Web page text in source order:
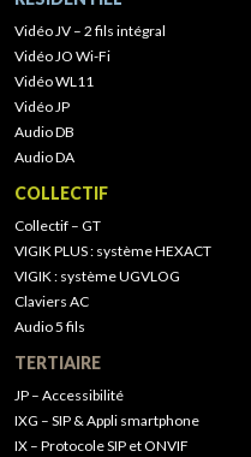
Vidéo JV – 2 fils intégral
Vidéo JO Wi-Fi
Vidéo WL11
Vidéo JP
Audio DB
Audio DA
COLLECTIF
Collectif – GT
VIGIK PLUS : système HEXACT
VIGIK : système UGVLOG
Claviers AC
Audio 5 fils
TERTIAIRE
JP – Accessibilité
IXG – SIP & Appli smartphone
IX – Protocole SIP et ONVIF